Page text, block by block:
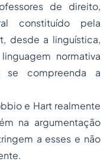
de direito,
constituído pela
desde a linguística,
normativa
compreenda a
e Hart realmente
na argumentação
a esses e não